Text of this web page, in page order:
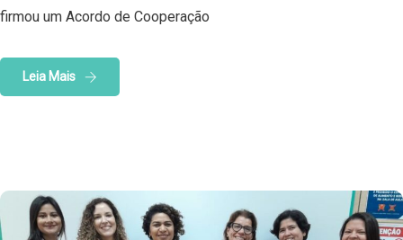
firmou um Acordo de Cooperação
Leia Mais